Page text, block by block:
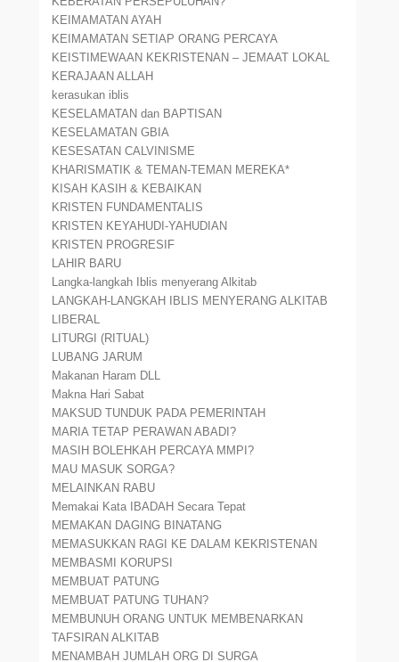
KEIMAMATAN AYAH
KEIMAMATAN SETIAP ORANG PERCAYA
KEISTIMEWAAN KEKRISTENAN – JEMAAT LOKAL
KERAJAAN ALLAH
kerasukan iblis
KESELAMATAN dan BAPTISAN
KESELAMATAN GBIA
KESESATAN CALVINISME
KHARISMATIK & TEMAN-TEMAN MEREKA*
KISAH KASIH & KEBAIKAN
KRISTEN FUNDAMENTALIS
KRISTEN KEYAHUDI-YAHUDIAN
KRISTEN PROGRESIF
LAHIR BARU
Langka-langkah Iblis menyerang Alkitab
LANGKAH-LANGKAH IBLIS MENYERANG ALKITAB
LIBERAL
LITURGI (RITUAL)
LUBANG JARUM
Makanan Haram DLL
Makna Hari Sabat
MAKSUD TUNDUK PADA PEMERINTAH
MARIA TETAP PERAWAN ABADI?
MASIH BOLEHKAH PERCAYA MMPI?
MAU MASUK SORGA?
MELAINKAN RABU
Memakai Kata IBADAH Secara Tepat
MEMAKAN DAGING BINATANG
MEMASUKKAN RAGI KE DALAM KEKRISTENAN
MEMBASMI KORUPSI
MEMBUAT PATUNG
MEMBUAT PATUNG TUHAN?
MEMBUNUH ORANG UNTUK MEMBENARKAN
TAFSIRAN ALKITAB
MENAMBAH JUMLAH ORG DI SURGA